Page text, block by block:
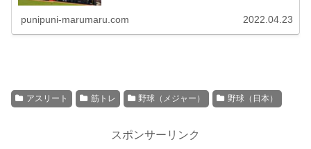
punipuni-marumaru.com 2022.04.23
アスリート 筋トレ 野球（メジャー） 野球（日本）
スポンサーリンク